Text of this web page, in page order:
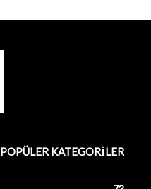
POPÜLER KATEGORİLER